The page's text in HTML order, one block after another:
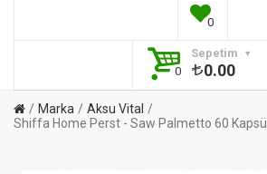
0
Sepetim
0
0.00
Marka
Aksu Vital
Shiffa Home Perst - Saw Palmetto 60 Kapsül